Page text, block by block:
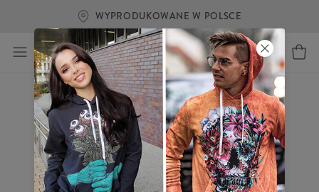
WYPRODUKOWANE W POLSCE